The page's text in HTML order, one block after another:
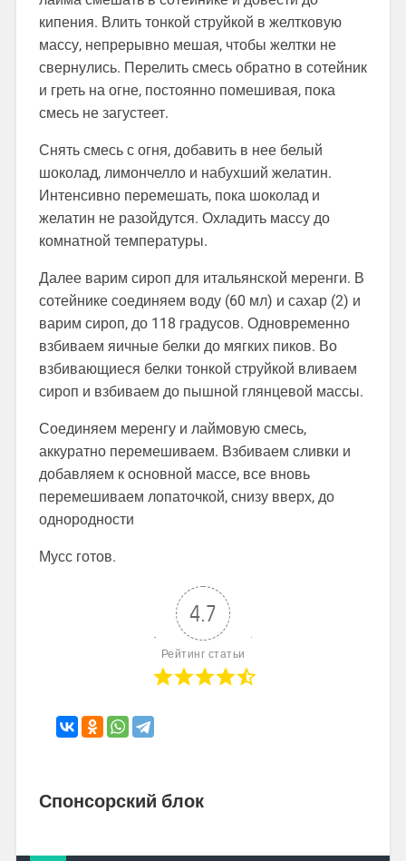
кипения. Влить тонкой струйкой в желтковую
массу, непрерывно мешая, чтобы желтки не
свернулись. Перелить смесь обратно в сотейник
и греть на огне, постоянно помешивая, пока
смесь не загустеет.
Снять смесь с огня, добавить в нее белый
шоколад, лимончелло и набухший желатин.
Интенсивно перемешать, пока шоколад и
желатин не разойдутся. Охладить массу до
комнатной температуры.
Далее варим сироп для итальянской меренги. В
сотейнике соединяем воду (60 мл) и сахар (2) и
варим сироп, до 118 градусов. Одновременно
взбиваем яичные белки до мягких пиков. Во
взбивающиеся белки тонкой струйкой вливаем
сироп и взбиваем до пышной глянцевой массы.
Соединяем меренгу и лаймовую смесь,
аккуратно перемешиваем. Взбиваем сливки и
добавляем к основной массе, все вновь
перемешиваем лопаточкой, снизу вверх, до
однородности
Мусс готов.
4.7
Рейтинг статьи
Спонсорский блок